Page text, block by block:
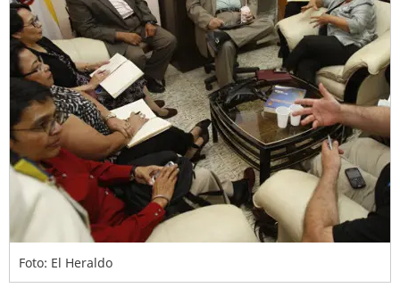
Foto: El Heraldo